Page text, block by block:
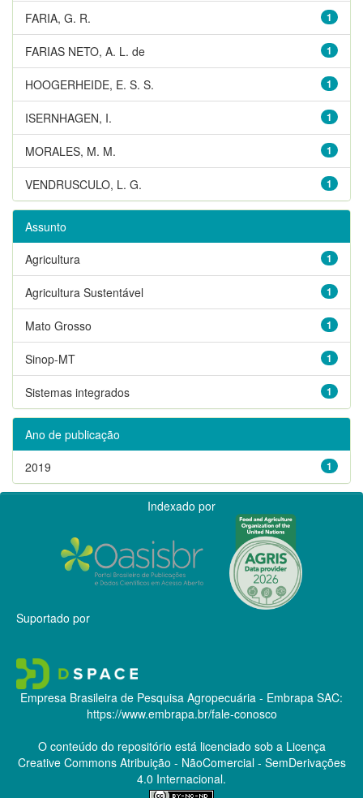
1
FARIA, G. R.
1
FARIAS NETO, A. L. de
1
HOOGERHEIDE, E. S. S.
1
ISERNHAGEN, I.
1
MORALES, M. M.
1
VENDRUSCULO, L. G.
Assunto
1
Agricultura
1
Agricultura Sustentável
1
Mato Grosso
1
Sinop-MT
1
Sistemas integrados
Ano de publicação
1
2019
Indexado por
Suportado por
Empresa Brasileira de Pesquisa Agropecuária - Embrapa SAC:
https://www.embrapa.br/fale-conosco
O conteúdo do repositório está licenciado sob a Licença
Creative CommonsAtribuição - NãoComercial - SemDerivações
4.0 Internacional.